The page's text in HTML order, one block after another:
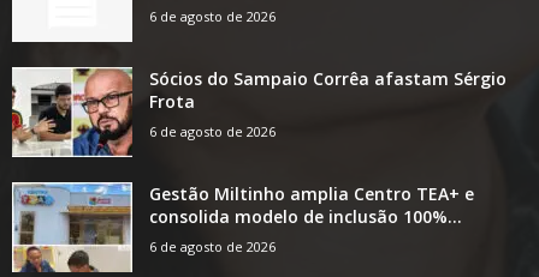
6 de agosto de 2026
Sócios do Sampaio Corrêa afastam Sérgio
Frota
6 de agosto de 2026
Gestão Miltinho amplia Centro TEA+ e
consolida modelo de inclusão 100%...
6 de agosto de 2026